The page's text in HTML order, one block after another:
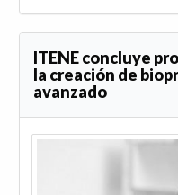
ITENE concluye
la creación de
avanzado